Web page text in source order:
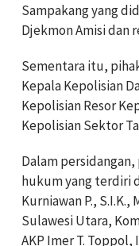
Sampakang yang
Djekmon Amisi dan
Sementara itu,
Kepala Kepolisian
Kepolisian Resor
Kepolisian Sektor
Dalam
hukum yang terdiri
Kurniawan P.,
Sulawesi Utara,
AKP Imer T. Toppol,